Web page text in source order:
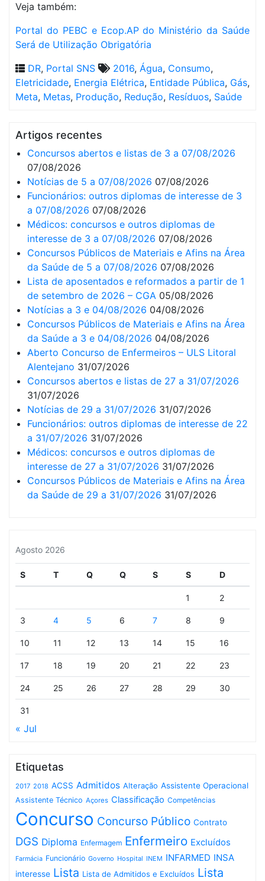
Veja também:
Portal do PEBC e Ecop.AP do Ministério da Saúde
Será de Utilização Obrigatória
DR, Portal SNS 2016, Água, Consumo,
Eletricidade, Energia Elétrica, Entidade Pública, Gás,
Meta, Metas, Produção, Redução, Resíduos, Saúde
Artigos recentes
Concursos abertos e listas de 3 a 07/08/2026
07/08/2026
Notícias de 5 a 07/08/2026 07/08/2026
Funcionários: outros diplomas de interesse de 3
a 07/08/2026 07/08/2026
Médicos: concursos e outros diplomas de
interesse de 3 a 07/08/2026 07/08/2026
Concursos Públicos de Materiais e Afins na Área
da Saúde de 5 a 07/08/2026 07/08/2026
Lista de aposentados e reformados a partir de 1
de setembro de 2026 – CGA 05/08/2026
Notícias a 3 e 04/08/2026 04/08/2026
Concursos Públicos de Materiais e Afins na Área
da Saúde a 3 e 04/08/2026 04/08/2026
Aberto Concurso de Enfermeiros – ULS Litoral
Alentejano 31/07/2026
Concursos abertos e listas de 27 a 31/07/2026
31/07/2026
Notícias de 29 a 31/07/2026 31/07/2026
Funcionários: outros diplomas de interesse de 22
a 31/07/2026 31/07/2026
Médicos: concursos e outros diplomas de
interesse de 27 a 31/07/2026 31/07/2026
Concursos Públicos de Materiais e Afins na Área
da Saúde de 29 a 31/07/2026 31/07/2026
Agosto 2026
S T Q Q S S D
1 2
3 4 5 6 7 8 9
10 11 12 13 14 15 16
17 18 19 20 21 22 23
24 25 26 27 28 29 30
31
« Jul
Etiquetas
2017 2018 ACSS Admitidos Alteração Assistente Operacional
Assistente Técnico Açores Classificação Competências
Concurso Concurso Público Contrato
DGS Diploma Enfermagem Enfermeiro Excluídos
Farmácia Funcionário Governo Hospital INEM INFARMED INSA
interesse Lista Lista de Admitidos e Excluídos Lista